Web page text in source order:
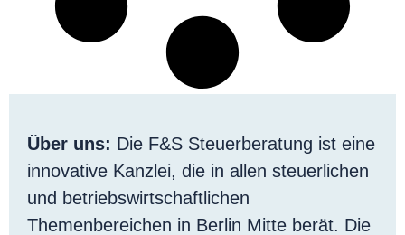
Über uns: Die F&S Steuerberatung ist eine
innovative Kanzlei, die in allen steuerlichen
und betriebswirtschaftlichen
Themenbereichen in Berlin Mitte berät. Die